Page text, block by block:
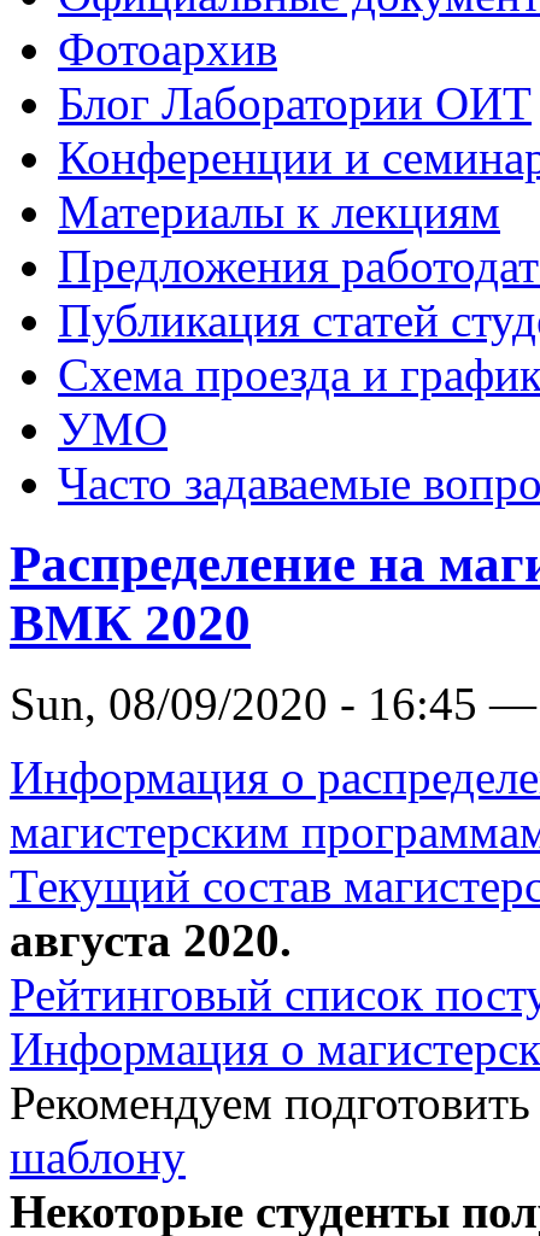
Фотоархив
Блог Лаборатории ОИТ
Конференции и
Материалы к лекциям
Предложения
Публикация статей
Схема проезда и
УМО
Часто задаваемые
Распределение на
ВМК 2020
Sun, 08/09/2020 - 16:45
Информация о
магистерским
Текущий состав
августа 2020.
Рейтинговый список
Информация о
Рекомендуем
шаблону
Некоторые студенты